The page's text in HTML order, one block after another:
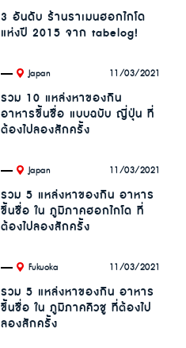
3 อันดับ ร้านราเมนฮอกไกโด
แห่งปี 2015 จาก tabelog!
. Japan 11/03/2021
รวม 10 แหล่งหาของกิน
อาหารขึ้นชื่อ แบบฉบับ ญี่ปุ่น ที่
ต้องไปลองสักครั้ง
. Japan 11/03/2021
รวม 5 แหล่งหาของกิน อาหาร
ขึ้นชื่อ ใน ภูมิภาคฮอกไกโด ที่
ต้องไปลองสักครั้ง
. Fukuoka 11/03/2021
รวม 5 แหล่งหาของกิน อาหาร
ขึ้นชื่อ ใน ภูมิภาคคิวชู ที่ต้องไป
ลองสักครั้ง